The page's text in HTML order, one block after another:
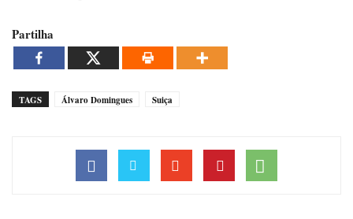
Partilha
TAGS Álvaro Domingues Suiça